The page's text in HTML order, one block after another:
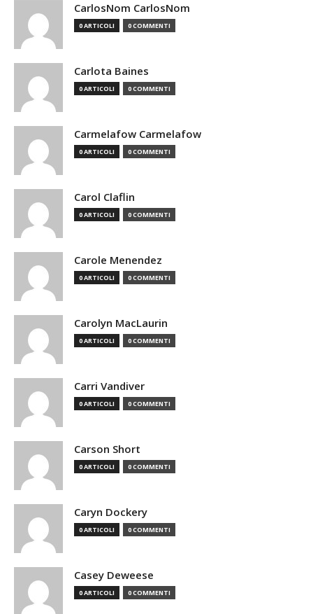
CarlosNom CarlosNom
0 ARTICOLI 0 COMMENTI
Carlota Baines
0 ARTICOLI 0 COMMENTI
Carmelafow Carmelafow
0 ARTICOLI 0 COMMENTI
Carol Claflin
0 ARTICOLI 0 COMMENTI
Carole Menendez
0 ARTICOLI 0 COMMENTI
Carolyn MacLaurin
0 ARTICOLI 0 COMMENTI
Carri Vandiver
0 ARTICOLI 0 COMMENTI
Carson Short
0 ARTICOLI 0 COMMENTI
Caryn Dockery
0 ARTICOLI 0 COMMENTI
Casey Deweese
0 ARTICOLI 0 COMMENTI